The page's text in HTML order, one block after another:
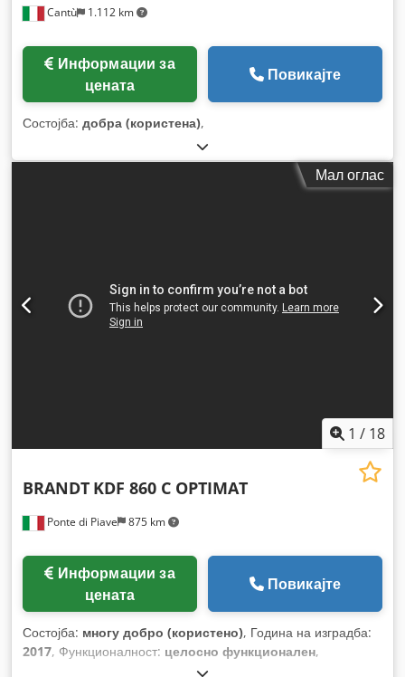
Cantù 1.112 km
цената
Повикајте
Состојба: добра (користена),
Мал оглас
1 / 18
Ponte di Piave 875 km
BRANDT KDF 860 C OPTIMAT
цената
Повикајте
Состојба: многу добро (користено), Година на изградба:
2017, Функционалност: целосно функционален,